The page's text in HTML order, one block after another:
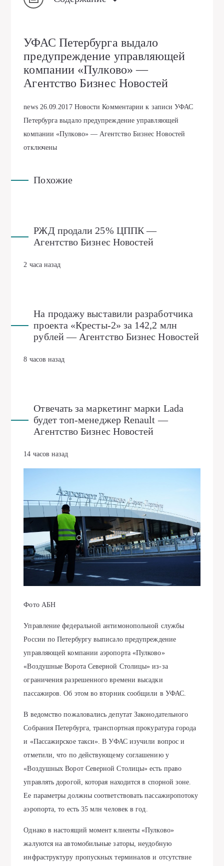
УФАС Петербурга выдало
предупреждение управляющей
компании «Пулково» —
Агентство Бизнес Новостей
news 26.09.2017 Новости Комментариик записи УФАС
Петербурга выдало предупреждение управляющей
компании «Пулково» — Агентство Бизнес Новостей
отключены
Похожие
РЖД продали 25% ЦППК —
Агентство Бизнес Новостей
2 часа назад
На продажу выставили разработчика
проекта «Кресты-2» за 142,2 млн
рублей — Агентство Бизнес Новостей
8 часов назад
Отвечать за маркетинг марки Lada
будет топ-менеджер Renault —
Агентство Бизнес Новостей
14 часов назад
Фото АБН
Управление федеральной антимонопольной службы
России по Петербургу выписало предупреждение
управляющей компании аэропорта «Пулково»
«Воздушные Ворота Северной Столицы» из-за
ограничения разрешенного времени высадки
пассажиров. Об этом во вторник сообщили в УФАС.
В ведомство пожаловались депутат Законодательного
Собрания Петербурга, транспортная прокуратура города
и «Пассажирское такси». В УФАС изучили вопрос и
отметили, что по действующему соглашению у
«Воздушных Ворот Северной Столицы» есть право
управлять дорогой, которая находится в спорной зоне.
Ее параметры должны соответствовать пассажиропотоку
аэропорта, то есть 35 млн человек в год.
Однако в настоящий момент клиенты «Пулково»
жалуются на автомобильные заторы, неудобную
инфраструктуру пропускных терминалов и отсутствие